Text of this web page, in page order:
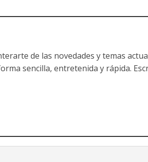
de las novedades y temas
sencilla, entretenida y rápida.